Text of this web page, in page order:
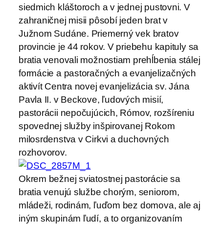
siedmich kláštoroch a v jednej pustovni. V
zahraničnej misii pôsobí jeden brat v
Južnom Sudáne. Priemerný vek bratov
provincie je 44 rokov. V priebehu kapituly sa
bratia venovali možnostiam prehĺbenia stálej
formácie a pastoračných a evanjelizačných
aktivít Centra novej evanjelizácia sv. Jána
Pavla II. v Beckove, ľudových misií,
pastorácii nepočujúcich, Rómov, rozšíreniu
spovednej služby inšpirovanej Rokom
milosrdenstva v Cirkvi a duchovných
rozhovorov.
Okrem bežnej sviatostnej pastorácie sa
bratia venujú službe chorým, seniorom,
mládeži, rodinám, ľuďom bez domova, ale aj
iným skupinám ľudí, a to organizovaním